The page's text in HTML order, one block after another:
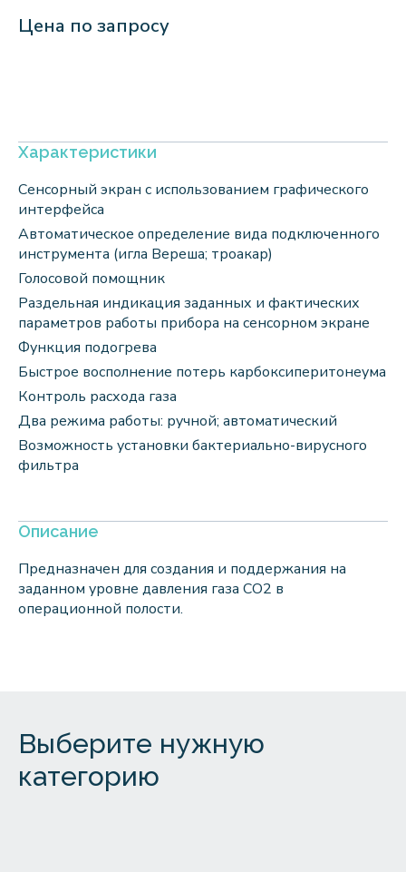
Цена по запросу
Характеристики
Сенсорный экран с использованием графического
интерфейса
Автоматическое определение вида подключенного
инструмента (игла Вереша; троакар)
Голосовой помощник
Раздельная индикация заданных и фактических
параметров работы прибора на сенсорном экране
Функция подогрева
Быстрое восполнение потерь карбоксиперитонеума
Контроль расхода газа
Два режима работы: ручной; автоматический
Возможность установки бактериально-вирусного
фильтра
Описание
Предназначен для создания и поддержания на
заданном уровне давления газа СО2 в
операционной полости.
Выберите нужную
категорию